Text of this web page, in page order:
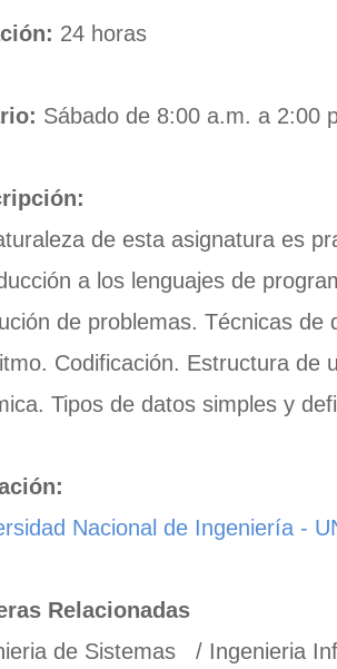
24 horas
Sábado de 8:00 a.m. a 2:00
de esta asignatura es
a los lenguajes de
de problemas. Técnicas de
Codificación. Estructura de
Tipos de datos simples y
Nacional de Ingeniería -
Relacionadas
de Sistemas / Ingenieria